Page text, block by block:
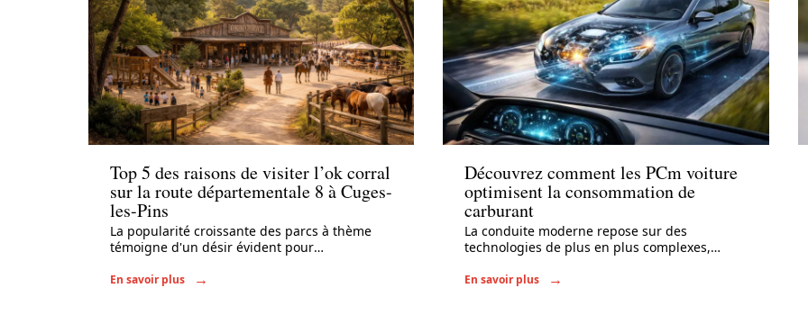
Actu
Top 5 des raisons de visiter l’ok corral
sur la route départementale 8 à Cuges-
les-Pins
La popularité croissante des parcs à thème
témoigne d'un désir évident pour…
En savoir plus
Actu
Découvrez comment les PCm voiture
optimisent la consommation de
carburant
La conduite moderne repose sur des
technologies de plus en plus complexes,…
En savoir plus